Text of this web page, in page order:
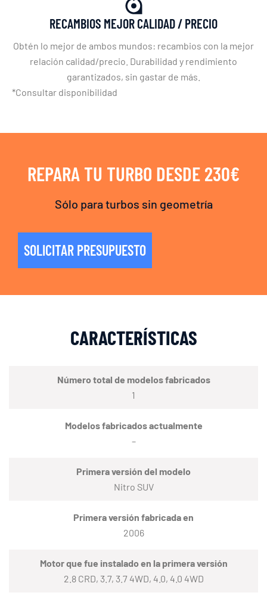
RECAMBIOS MEJOR CALIDAD / PRECIO
Obtén lo mejor de ambos mundos: recambios con la mejor
relación calidad/precio. Durabilidad y rendimiento
garantizados, sin gastar de más.
*Consultar disponibilidad
REPARA TU TURBO DESDE 230€
Sólo para turbos sin geometría
SOLICITAR PRESUPUESTO
CARACTERÍSTICAS
Número total de modelos fabricados
1
Modelos fabricados actualmente
–
Primera versión del modelo
Nitro SUV
Primera versión fabricada en
2006
Motor que fue instalado en la primera versión
2.8 CRD, 3.7, 3.7 4WD, 4.0, 4.0 4WD